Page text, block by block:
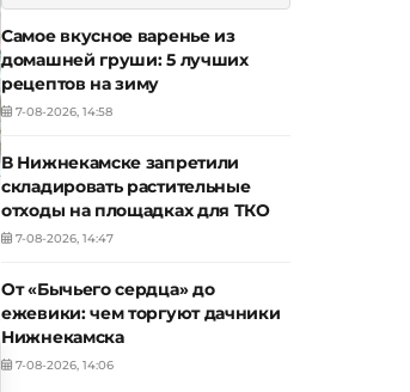
Самое вкусное варенье из
домашней груши: 5 лучших
рецептов на зиму
7-08-2026, 14:58
В Нижнекамске запретили
складировать растительные
отходы на площадках для ТКО
7-08-2026, 14:47
От «Бычьего сердца» до
ежевики: чем торгуют дачники
Нижнекамска
7-08-2026, 14:06